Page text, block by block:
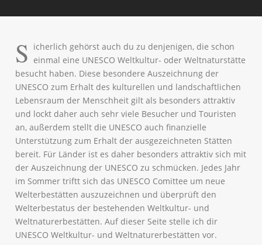
S icherlich gehörst auch du zu denjenigen, die schon
einmal eine UNESCO Weltkultur- oder Weltnaturstätte
besucht haben. Diese besondere Auszeichnung der
UNESCO zum Erhalt des kulturellen und landschaftlichen
Lebensraum der Menschheit gilt als besonders attraktiv
und lockt daher auch sehr viele Besucher und Touristen
an, außerdem stellt die UNESCO auch finanzielle
Unterstützung zum Erhalt der ausgezeichneten Stätten
bereit. Für Länder ist es daher besonders attraktiv sich mit
der Auszeichnung der UNESCO zu schmücken. Jedes Jahr
im Sommer triftt sich das UNESCO Comittee um neue
Welterbestätten auszuzeichnen und überprüft den
Welterbestatus der bestehenden Weltkultur- und
Weltnaturerbestätten. Auf dieser Seite stelle ich dir
UNESCO Weltkultur- und Weltnaturerbestätten vor.